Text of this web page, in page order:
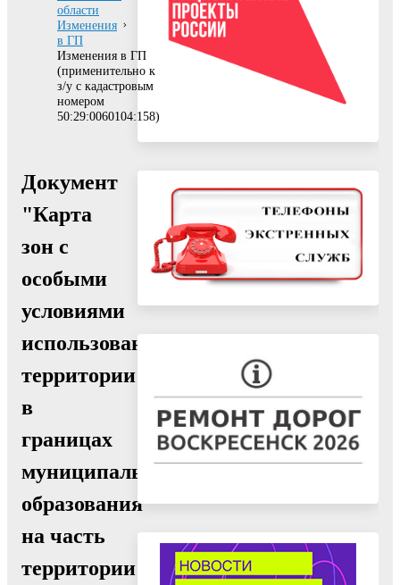
области
Изменения
в ГП
Изменения в ГП
(применительно к
з/у с кадастровым
номером
50:29:0060104:158)
Документ
"Карта
зон с
особыми
условиями
использования
территории
в
границах
муниципального
образования
на часть
территории"